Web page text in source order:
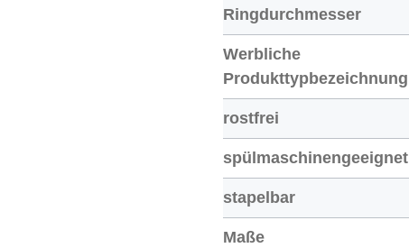
Ringdurchmesser
Werbliche
Produkttypbezeichnung
rostfrei
spülmaschinengeeignet
stapelbar
Maße